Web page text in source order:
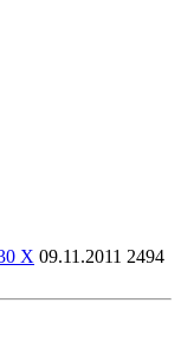
X 09.11.2011 2494